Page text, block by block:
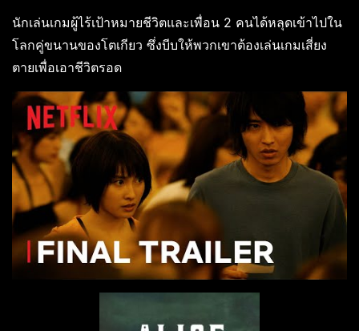
นักเล่นเกมผู้ไร้เป้าหมายชีวิตและเพื่อน 2 คนได้หลุดเข้าไปใน
โลกคู่ขนานของโตเกียว ซึ่งบีบให้พวกเขาต้องเล่นเกมเสี่ยง
ตายเพื่อเอาชีวิตรอด